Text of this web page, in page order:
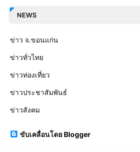
NEWS
ข่าว จ.ขอนแก่น
ข่าวทั่วไทย
ข่าวท่องเที่ยว
ข่าวประชาสัมพันธ์
ข่าวสังคม
ขับเคลื่อนโดย Blogger